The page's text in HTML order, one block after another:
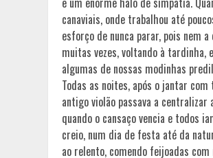
canaviais, onde trabalhou até
esforço de nunca parar, pois nem
muitas vezes, voltando à tardinha,
algumas de nossas modinhas
Todas as noites, após o jantar
antigo violão passava a centralizar
quando o cansaço vencia e todos
creio, num dia de festa até da
ao relento, comendo feijoadas